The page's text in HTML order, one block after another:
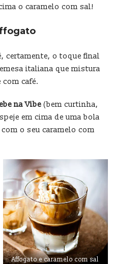
o caramelo com sal!
certamente, o toque final
italiana que mistura
com café.
na Vibe (bem curtinha,
em cima de uma bola
o seu caramelo com
Affogato e caramelo com sal